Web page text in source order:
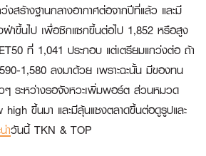
งสร้างฐานกลางอากาศต่อจากปีที่แล้ว และมี
าขึ้นไป เพื่อซิกแซกขึ้นต่อไป 1,852 หรือสูง
ที่ 1,041 ประกอบ แต่เตรียมแกว่งต่อ ถ้า
1,580 ลงมาด้วย เพราะฉะนั้น มีของทน
ระหว่างรอจังหวะเพิ่มพอร์ต ส่วนหมวด
ขึ้นมา และมีลุ้นแซงตลาดขึ้นต่อดูรูปและ
ำวันนี้ TKN & TOP